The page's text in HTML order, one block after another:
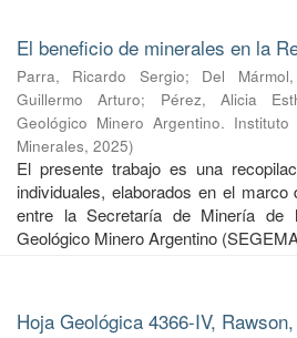
El beneficio de minerales en la
Parra, Ricardo Sergio; Del
Guillermo Arturo; Pérez, Alicia
Geológico Minero Argentino.
Minerales, 2025)
El presente trabajo es una
individuales, elaborados en el
entre la Secretaría de Minería
Geológico Minero Argentino
Hoja Geológica 4366-IV,